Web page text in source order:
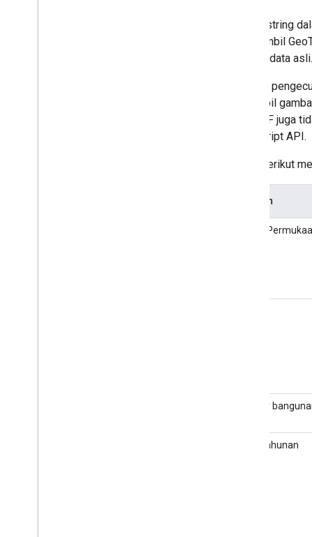
Setiap string
mengambil
lapisan data
Dengan
penampil
GeoTIFF juga
JavaScript API.
Tabel berikut
Lapisan
Model
Masker
Fluks tahunan